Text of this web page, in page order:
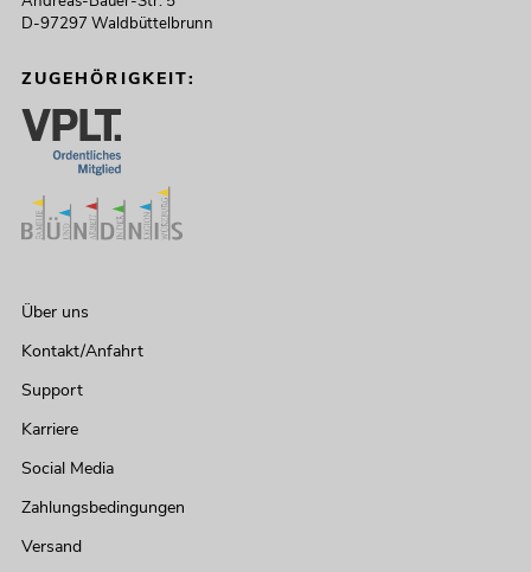
D-97297 Waldbüttelbrunn
ZUGEHÖRIGKEIT:
Über uns
Kontakt/Anfahrt
Support
Karriere
Social Media
Zahlungsbedingungen
Versand